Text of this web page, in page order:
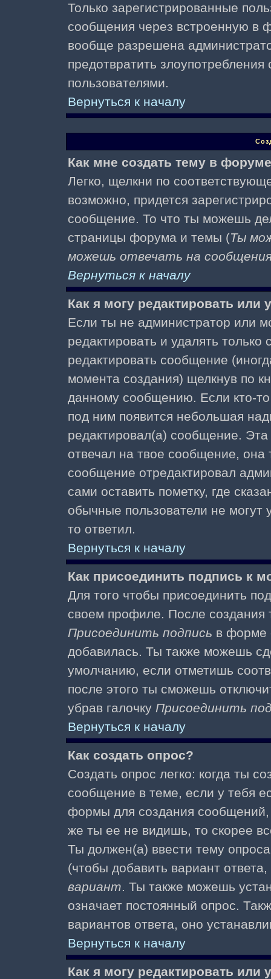
Только зарегистрированные
сообщения через встроенную в
вообще разрешена
предотвратить
пользователями.
Вернуться к началу
Как мне создать тему в
Легко, щелкни по
возможно, придется
сообщение. То что ты можешь
страницы форума и темы (Ты
можешь отвечать на
Вернуться к началу
Как я могу редактировать или
Если ты не администратор или
редактировать и удалять
редактировать сообщение
момента создания) щелкнув по
данному сообщению. Если кто-
под ним появится небольшая
редактировал(а) сообщение. Эта
отвечал на твое сообщение, она
сообщение отредактировал
сами оставить пометку, где
обычные пользователи не могут
то ответил.
Вернуться к началу
Как присоединить подпись к
Для того чтобы присоединить
своем профиле. После создания
Присоединить подпись в форме
добавилась. Ты также можешь
умолчанию, если отметишь
после этого ты сможешь
убрав галочку Присоединить
Вернуться к началу
Как создать опрос?
Создать опрос легко: когда ты
сообщение в теме, если у тебя
формы для создания
же ты ее не видишь, то скорее
Ты должен(а) ввести тему
(чтобы добавить вариант
вариант. Ты также можешь
означает постоянный опрос.
вариантов ответа, оно
Вернуться к началу
Как я могу редактировать или